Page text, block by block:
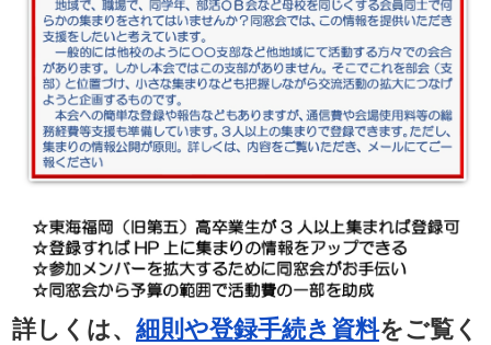
詳しくは、 細則や登録手続き資料をご覧く